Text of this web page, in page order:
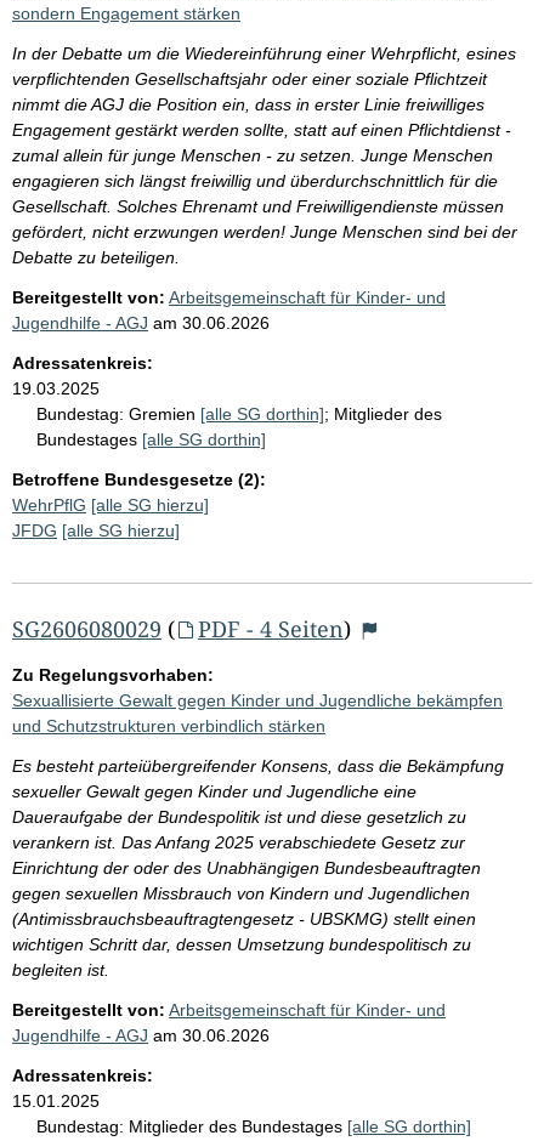
sondern Engagement stärken
In der Debatte um die Wiedereinführung einer Wehrpflicht, esines
verpflichtenden Gesellschaftsjahr oder einer soziale Pflichtzeit
nimmt die AGJ die Position ein, dass in erster Linie freiwilliges
Engagement gestärkt werden sollte, statt auf einen Pflichtdienst -
zumal allein für junge Menschen - zu setzen. Junge Menschen
engagieren sich längst freiwillig und überdurchschnittlich für die
Gesellschaft. Solches Ehrenamt und Freiwilligendienste müssen
gefördert, nicht erzwungen werden! Junge Menschen sind bei der
Debatte zu beteiligen.
Bereitgestellt von: Arbeitsgemeinschaft für Kinder- und
Jugendhilfe - AGJ am 30.06.2026
Adressatenkreis:
19.03.2025
Bundestag: Gremien [alle SG dorthin]; Mitglieder des
Bundestages [alle SG dorthin]
Betroffene Bundesgesetze (2):
WehrPflG [alle SG hierzu]
JFDG [alle SG hierzu]
SG2606080029 ( PDF - 4 Seiten)
Zu Regelungsvorhaben:
Sexuallisierte Gewalt gegen Kinder und Jugendliche bekämpfen
und Schutzstrukturen verbindlich stärken
Es besteht parteiübergreifender Konsens, dass die Bekämpfung
sexueller Gewalt gegen Kinder und Jugendliche eine
Daueraufgabe der Bundespolitik ist und diese gesetzlich zu
verankern ist. Das Anfang 2025 verabschiedete Gesetz zur
Einrichtung der oder des Unabhängigen Bundesbeauftragten
gegen sexuellen Missbrauch von Kindern und Jugendlichen
(Antimissbrauchsbeauftragtengesetz - UBSKMG) stellt einen
wichtigen Schritt dar, dessen Umsetzung bundespolitisch zu
begleiten ist.
Bereitgestellt von: Arbeitsgemeinschaft für Kinder- und
Jugendhilfe - AGJ am 30.06.2026
Adressatenkreis:
15.01.2025
Bundestag: Mitglieder des Bundestages [alle SG dorthin]